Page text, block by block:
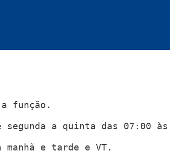
função.
segunda a quinta das 07:00
e tarde e VT.